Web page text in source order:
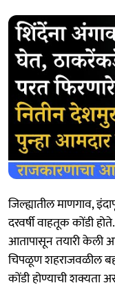
जिल्ह्यातील माणगाव,
दरवर्षी वाहतूक कोंडी
आतापासून तयारी केली
चिपळूण शहराजवळील
कोंडी होण्याची